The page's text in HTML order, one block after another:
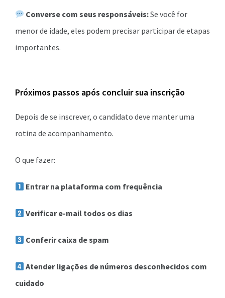
Converse com seus responsáveis:Se você for
menor de idade, eles podem precisar participar de etapas
importantes.
Próximos passos após concluir sua inscrição
Depois de se inscrever, o candidato deve manter uma
rotina de acompanhamento.
O que fazer:
Entrar na plataforma com frequência
Verificar e-mail todos os dias
Conferir caixa de spam
Atender ligações de números desconhecidos com
cuidado